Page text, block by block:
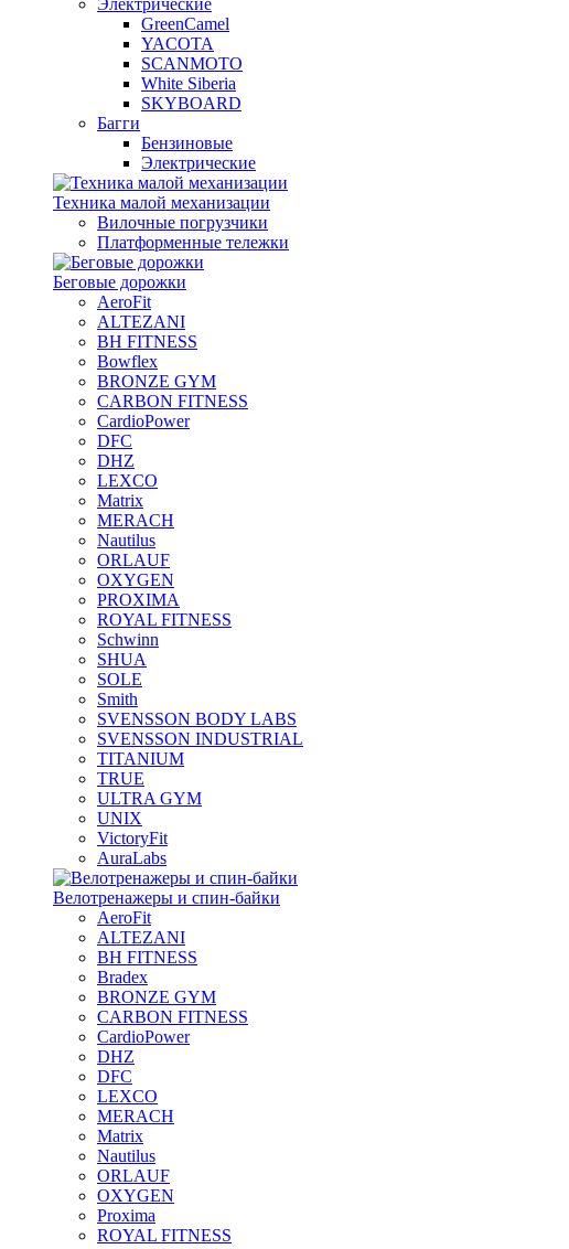
Электрические
GreenCamel
YACOTA
SCANMOTO
White Siberia
SKYBOARD
Багги
Бензиновые
Электрические
Техника малой механизации
Вилочные погрузчики
Платформенные тележки
Беговые дорожки
AeroFit
ALTEZANI
BH FITNESS
Bowflex
BRONZE GYM
CARBON FITNESS
CardioPower
DFC
DHZ
LEXCO
Matrix
MERACH
Nautilus
ORLAUF
OXYGEN
PROXIMA
ROYAL FITNESS
Schwinn
SHUA
SOLE
Smith
SVENSSON BODY LABS
SVENSSON INDUSTRIAL
TITANIUM
TRUE
ULTRA GYM
UNIX
VictoryFit
AuraLabs
Велотренажеры и спин-байки
AeroFit
ALTEZANI
BH FITNESS
Bradex
BRONZE GYM
CARBON FITNESS
CardioPower
DHZ
DFC
LEXCO
MERACH
Matrix
Nautilus
ORLAUF
OXYGEN
Proxima
ROYAL FITNESS